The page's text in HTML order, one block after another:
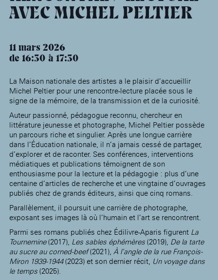
AVEC MICHEL PELTIER
11 mars 2026
de 16:30
17:30
La Maison nationale des artistes a le plaisir d’accueillir
Michel Peltier pour une rencontre-lecture placée sous le
signe de la mémoire, de la transmission et de la curiosité.
Auteur passionné, pédagogue reconnu, chercheur en
littérature jeunesse et photographe, Michel Peltier possède
un parcours riche et singulier. Après une longue carrière
dans l’Éducation nationale, il n’a jamais cessé de partager,
d’explorer et de raconter. Ses conférences, interventions
médiatiques et publications témoignent de son
enthousiasme pour la lecture et la pédagogie : plus d’une
centaine d’articles de recherche et une vingtaine d’ouvrages
publiés chez de grands éditeurs, ainsi que cinq romans.
Parallèlement, il poursuit une carrière de photographe,
exposant ses images là où l’humain et l’art se rencontrent.
Parmi ses romans publiés chez Édilivre-Aparis figurent La
Tournemine(2017), Les sables éphémères (2019), De la tarte
au sucre au corned-beef(2021),À l’angle de la rue François-
Miron 1939-1944(2023) et son dernier récit, Un voyage dans
le temps (2025).
âge, à la Maison nationale
des artistes (EHPAD) Accueil
Fondation
Rotonde Balzac de l’Hôtel
Salomon de Rothschild